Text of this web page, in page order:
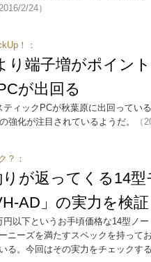
2016/2/24）
！：
り端子増がポイ
が出回る
ィックPCが秋葉原に出回ってい
強化が注目されているようだ。
（
？：
が返ってくる14
AD」の実力を検証
以下というお手頃価格な14型ノ
ニーズを満たすスペックを持って
る。今回はその実力をチェックす